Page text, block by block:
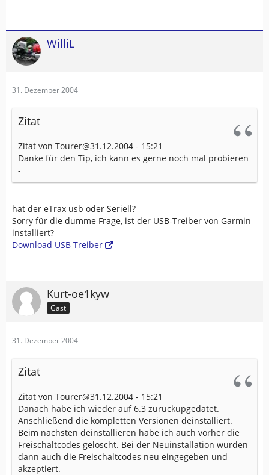
WilliL
31. Dezember 2004
Zitat
Zitat von Tourer@31.12.2004 - 15:21
Danke für den Tip, ich kann es gerne noch mal probieren
-
hat der eTrax usb oder Seriell?
Sorry für die dumme Frage, ist der USB-Treiber von Garmin
installiert?
Download USB Treiber
Kurt-oe1kyw
Gast
31. Dezember 2004
Zitat
Zitat von Tourer@31.12.2004 - 15:21
Danach habe ich wieder auf 6.3 zurückupgedatet.
Anschließend die kompletten Versionen deinstalliert.
Beim nächsten deinstallieren habe ich auch vorher die
Freischaltcodes gelöscht. Bei der Neuinstallation wurden
dann auch die Freischaltcodes neu eingegeben und
akzeptiert.